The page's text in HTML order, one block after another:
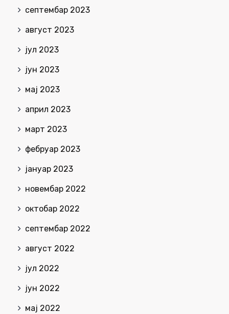
септембар 2023
август 2023
јул 2023
јун 2023
мај 2023
април 2023
март 2023
фебруар 2023
јануар 2023
новембар 2022
октобар 2022
септембар 2022
август 2022
јул 2022
јун 2022
мај 2022